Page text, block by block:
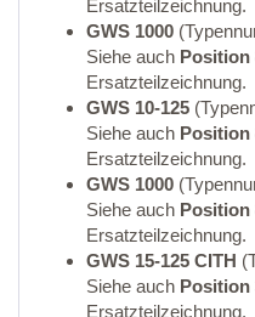
Ersatzteilzeichnung.
GWS 1000
Siehe auch Position
Ersatzteilzeichnung.
GWS 10-125
Siehe auch Position
Ersatzteilzeichnung.
GWS 1000
Siehe auch Position
Ersatzteilzeichnung.
GWS 15-125 CITH
Siehe auch Position
Ersatzteilzeichnung.